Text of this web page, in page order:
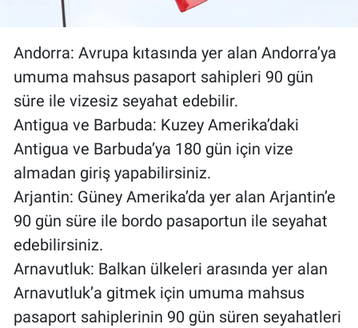
Andorra: Avrupa kıtasında yer alan Andorra’ya
umuma mahsus pasaport sahipleri 90 gün
süre ile vizesiz seyahat edebilir.
Antigua ve Barbuda: Kuzey Amerika’daki
Antigua ve Barbuda’ya 180 gün için vize
almadan giriş yapabilirsiniz.
Arjantin: Güney Amerika’da yer alan Arjantin’e
90 gün süre ile bordo pasaportun ile seyahat
edebilirsiniz.
Arnavutluk: Balkan ülkeleri arasında yer alan
Arnavutluk’a gitmek için umuma mahsus
pasaport sahiplerinin 90 gün süren seyahatleri
Kimdir
Koronavirüs
Kültür Sanat
Ne demişti
Nedir
Popüler
Programlar
Sağlık